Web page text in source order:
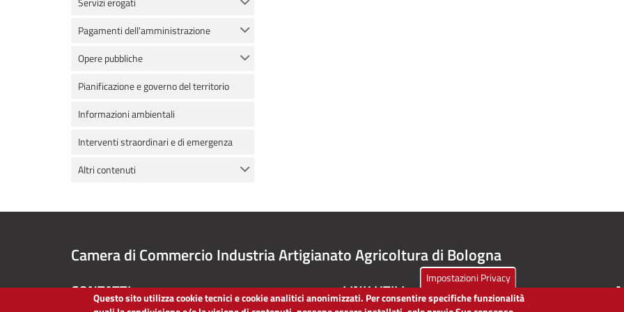
Pagamenti dell'amministrazione
Opere pubbliche
Pianificazione e governo del territorio
Informazioni ambientali
Interventi straordinari e di emergenza
Altri contenuti
Camera di Commercio Industria Artigianato Agricoltura di Bologna
CONTATTI LINK UTILI
Impostazioni Privacy
Questo sito utilizza cookie tecnici e cookie analitici anonimizzati. Per consentire specifiche funzionalità